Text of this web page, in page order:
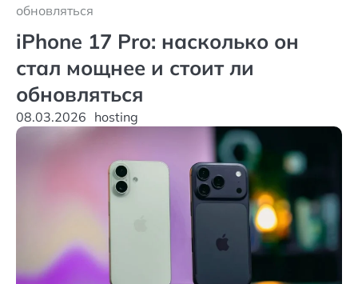
обновляться
iPhone 17 Pro: насколько он
стал мощнее и стоит ли
обновляться
08.03.2026 hosting